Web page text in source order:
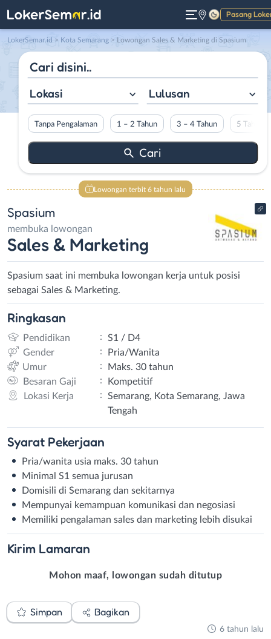
Pasang
Gelap
LokerSemar.id > Kota Semarang > Lowongan Sales & Marketing di Spasium
Lokasi Lulusan
Tanpa Pengalaman 1 – 2 Tahun 3 – 4 Tahun 5 Tahun
Lowongan terbit 6 tahun lalu
Spasium
membuka lowongan
Sales & Marketing
Spasium saat ini membuka lowongan kerja untuk posisi
sebagai Sales & Marketing.
Ringkasan
Pendidikan :
S1 / D4
Gender
:
Pria/Wanita
Umur
:
Maks. 30 tahun
Besaran Gaji
:
Kompetitif
Lokasi Kerja
:
Semarang, Kota Semarang, Jawa
Tengah
Syarat Pekerjaan
Pria/wanita usia maks. 30 tahun
Minimal S1 semua jurusan
Domisili di Semarang dan sekitarnya
Mempunyai kemampuan komunikasi dan negosiasi
Memiliki pengalaman sales dan marketing lebih disukai
Kirim Lamaran
Mohon maaf, lowongan sudah ditutup
Simpan Bagikan
6 tahun lalu